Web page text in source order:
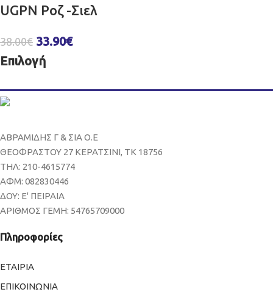
UGPN Ροζ -Σιελ
38.00€ 33.90€
Επιλογή
ΑΒΡΑΜΙΔΗΣ Γ & ΣΙΑ Ο.Ε
ΘΕΟΦΡΑΣΤΟΥ 27 ΚΕΡΑΤΣΙΝΙ, ΤΚ 18756
ΤΗΛ: 210-4615774
ΑΦΜ: 082830446
ΔΟΥ: Ε' ΠΕΙΡΑΙΑ
ΑΡΙΘΜΟΣ ΓΕΜΗ: 54765709000
Πληροφορίες
ΕΤΑΙΡΙΑ
ΕΠΙΚΟΙΝΩΝΙΑ